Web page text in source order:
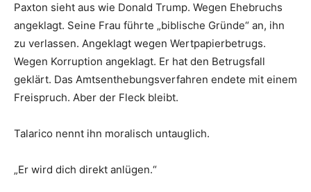
Paxton sieht aus wie Donald Trump. Wegen Ehebruchs
angeklagt. Seine Frau führte „biblische Gründe“ an, ihn
zu verlassen. Angeklagt wegen Wertpapierbetrugs.
Wegen Korruption angeklagt. Er hat den Betrugsfall
geklärt. Das Amtsenthebungsverfahren endete mit einem
Freispruch. Aber der Fleck bleibt.
Talarico nennt ihn moralisch untauglich.
„Er wird dich direkt anlügen.“